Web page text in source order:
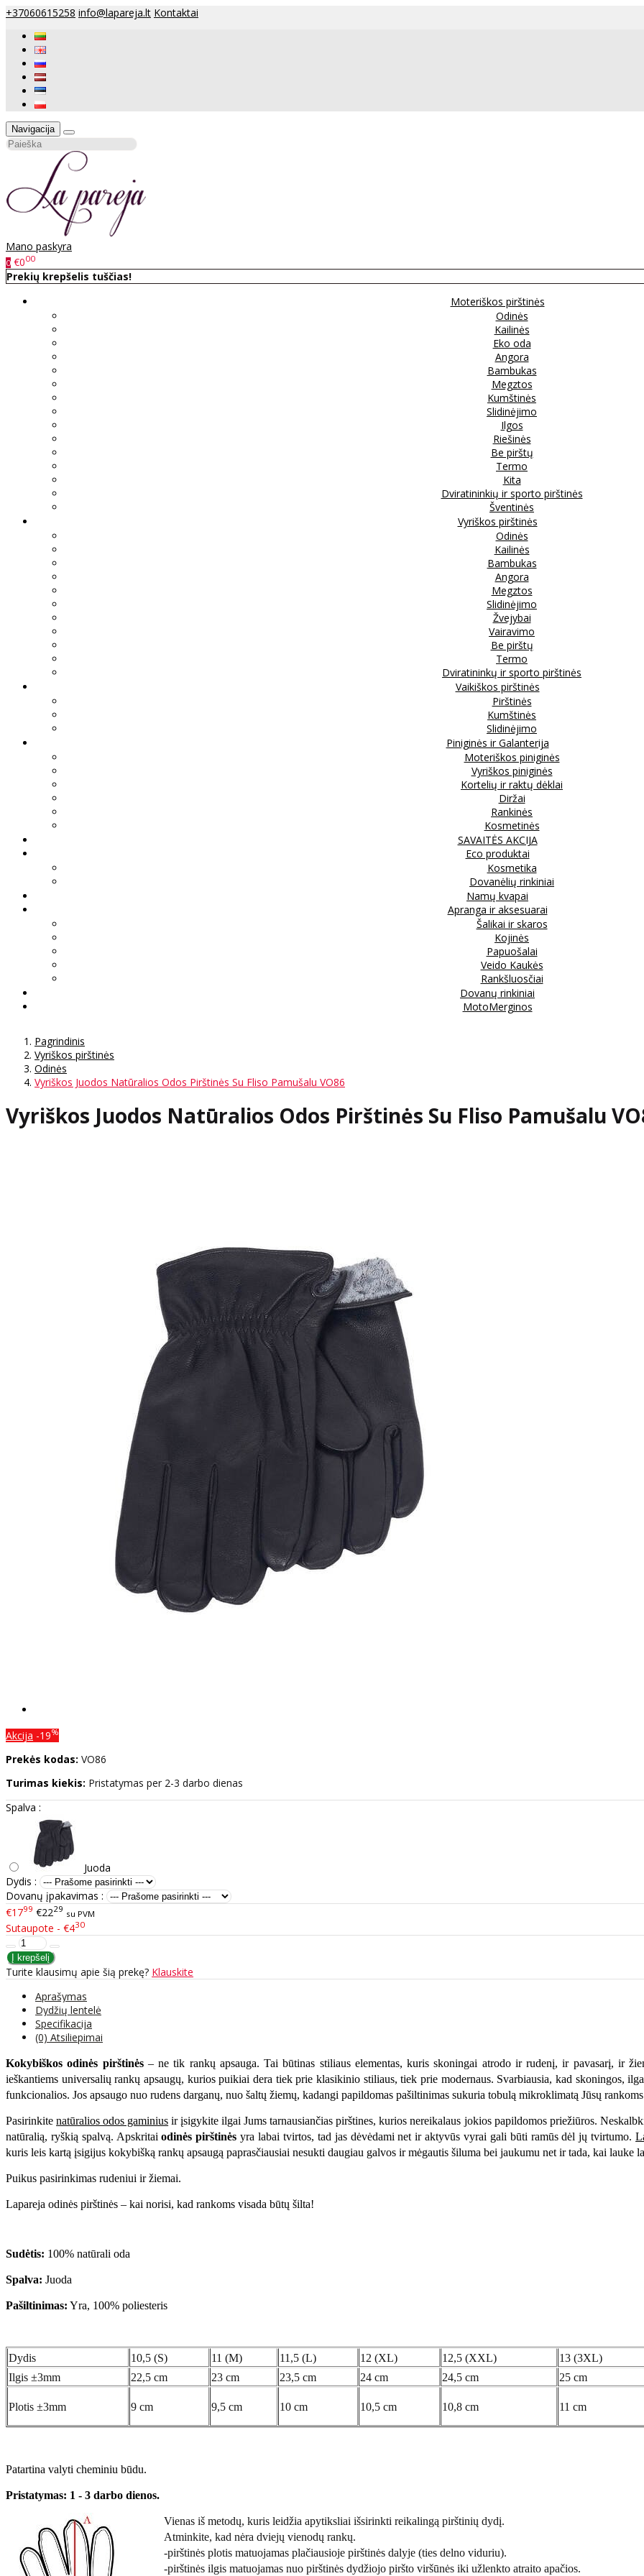
+37060615258 info@lapareja.lt Kontaktai
Navigacija
Mano paskyra
0 €000
Prekių krepšelis tuščias!
Moteriškos pirštinės
Odinės
Kailinės
Eko oda
Angora
Bambukas
Megztos
Kumštinės
Slidinėjimo
Ilgos
Riešinės
Be pirštų
Termo
Kita
Dviratininkių ir sporto pirštinės
Šventinės
Vyriškos pirštinės
Odinės
Kailinės
Bambukas
Angora
Megztos
Slidinėjimo
Žvejybai
Vairavimo
Be pirštų
Termo
Dviratininkų ir sporto pirštinės
Vaikiškos pirštinės
Pirštinės
Kumštinės
Slidinėjimo
Piniginės ir Galanterija
Moteriškos piniginės
Vyriškos piniginės
Kortelių ir raktų dėklai
Diržai
Rankinės
Kosmetinės
SAVAITĖS AKCIJA
Eco produktai
Kosmetika
Dovanėlių rinkiniai
Namų kvapai
Apranga ir aksesuarai
Šalikai ir skaros
Kojinės
Papuošalai
Veido Kaukės
Rankšluosčiai
Dovanų rinkiniai
MotoMerginos
Pagrindinis
Vyriškos pirštinės
Odinės
Vyriškos Juodos Natūralios Odos Pirštinės Su Fliso Pamušalu VO86
Vyriškos Juodos Natūralios Odos Pirštinės Su Fliso Pamušalu
Akcija -19%
Prekės kodas: VO86
Turimas kiekis: Pristatymas per 2-3 darbo dienas
Spalva :
Juoda
Dydis :
Dovanų įpakavimas :
€1799 €2229 su PVM
Sutaupote - €430
Turite klausimų apie šią prekę? Klauskite
Aprašymas
Dydžių lentelė
Specifikacija
(0) Atsiliepimai
Kokybiškos odinės pirštinės– ne tik rankų apsauga. Tai būtinas stiliaus elementas, kuris skoningai atrodo ir rudenį, ir pavasarį, ir
ieškantiems universalių rankų apsaugų, kurios puikiai dera tiek prie klasikinio stiliaus, tiek prie modernaus. Svarbiausia, kad skoningos,
funkcionalios. Jos apsaugo nuo rudens darganų, nuo šaltų žiemų, kadangi papildomas pašiltinimas sukuria tobulą mikroklimatą Jūsų
Pasirinkitenatūralios odos gaminius ir įsigykite ilgai Jums tarnausiančias pirštines, kurios nereikalaus jokios papildomos priežiūros.
natūralią, ryškią spalvą. Apskritaiodinės pirštinės yra labai tvirtos, tad jas dėvėdami net ir aktyvūs vyrai gali būti ramūs dėl jų tvirtumo.
kuris leis kartą įsigijus kokybišką rankų apsaugą paprasčiausiai nesukti daugiau galvos ir mėgautis šiluma bei jaukumu net ir tada, kai lauke
Puikus pasirinkimas rudeniui ir žiemai.
Lapareja odinės pirštinės – kai norisi, kad rankoms visada būtų šilta!
Sudėtis: 100% natūrali oda
Spalva: Juoda
Pašiltinimas: Yra, 100% poliesteris
Dydis 10,5 (S) 11 (M) 11,5 (L) 12 (XL) 12,5 (XXL)
13 (3XL)
Ilgis ±3mm
22,5 cm 23 cm 23,5 cm 24 cm 24,5 cm 25 cm
Plotis ±3mm 9 cm 9,5 cm 10 cm 10,5 cm 10,8 cm 11 cm
Patartina valyti cheminiu būdu.
Pristatymas: 1 - 3 darbo dienos.
Vienas iš metodų, kuris leidžia apytiksliai išsirinkti reikalingą pirštinių dydį.
Atminkite, kad nėra dviejų vienodų rankų.
-pirštinės plotis matuojamas plačiausioje pirštinės dalyje (ties delno viduriu).
-pirštinės ilgis matuojamas nuo pirštinės dydžiojo piršto viršūnės iki užlenkto atraito apačios.